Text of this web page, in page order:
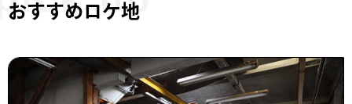
おすすめロケ地